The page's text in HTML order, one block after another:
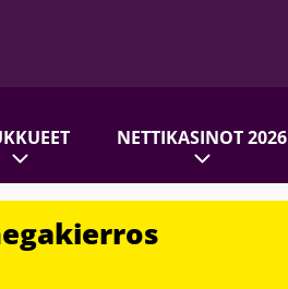
NETTIKASINOT 2026